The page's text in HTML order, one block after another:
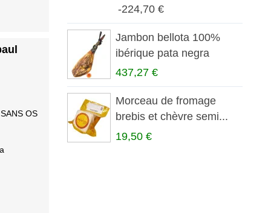
OS
-224,70 €
Jambon bellota 100%
ibérique pata negra
A.O.P....
437,27 €
Morceau de fromage
brebis et chèvre semi...
19,50 €